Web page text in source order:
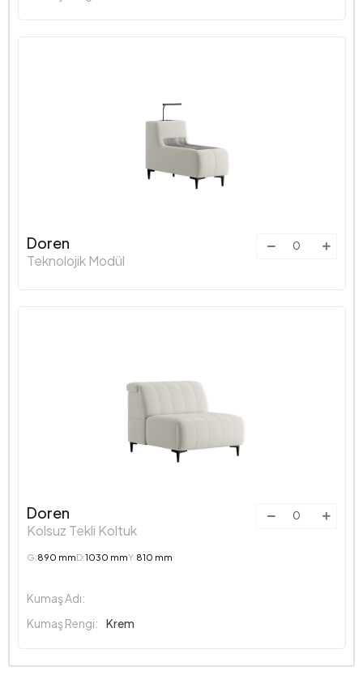
Doren
Teknolojik Modül
Doren
Kolsuz Tekli Koltuk
G:890 mmD:1030 mmY:810 mm
Kumaş Adı:
Kumaş Rengi:
Krem